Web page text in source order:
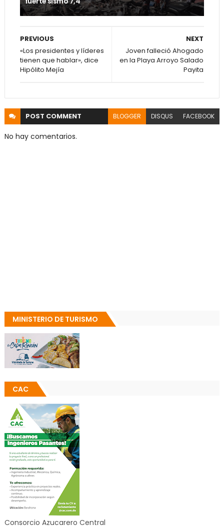
NEXT
Joven falleció Ahogado
en la Playa Arroyo Salado
Payita
PREVIOUS
«Los presidentes y líderes
tienen que hablar», dice
Hipólito Mejía
POST COMMENT BLOGGER DISQUS FACEBOOK
No hay comentarios.
MINISTERIO DE TURISMO
CAC
Consorcio Azucarero Central